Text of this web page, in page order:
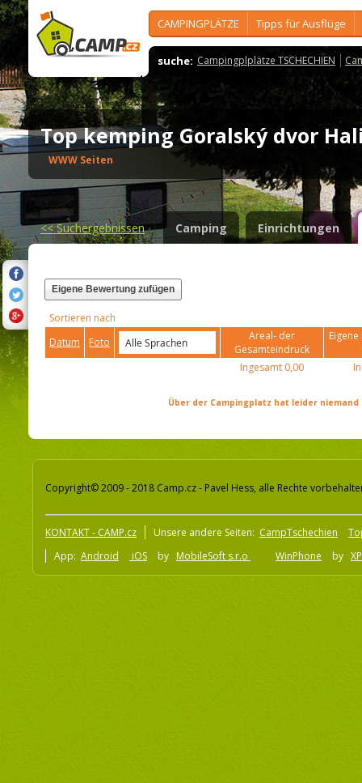
CAMPINGPLÄTZE Tipps für Ausflüge
suche: Campingplplätze TSCHECHIEN
Top kemping Goralský dvor
WWW Seiten
<<Suchergebnissen Camping Einrichtungen
Eigene Bewertung zufügen
Sortieren nach
Datum
Foto
Areal- der
Gesamteindruck
Ingesamt 0,00
Über der Campingplatz hat leider
Copyright© 2009 - 2018 Camp.cz - Pavel Hess, alle Rechte
KONTAKT - CAMP.cz Unsere andere Seiten: CampTschechien
App: Android iOS by MobileSoft s.r.o WinPhone by